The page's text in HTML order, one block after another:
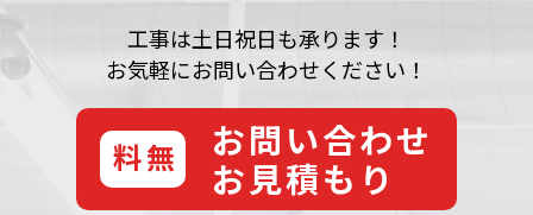
工事は土日祝日も承ります！
お気軽にお問い合わせください！
無料
お問い合わせ
お見積もり